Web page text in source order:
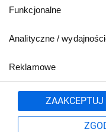
Funkcjonalne
Analityczne /
Reklamowe
801